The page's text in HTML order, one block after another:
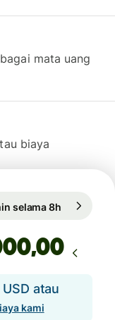
mata uang
biaya
selama 8h
,00
atau
kami